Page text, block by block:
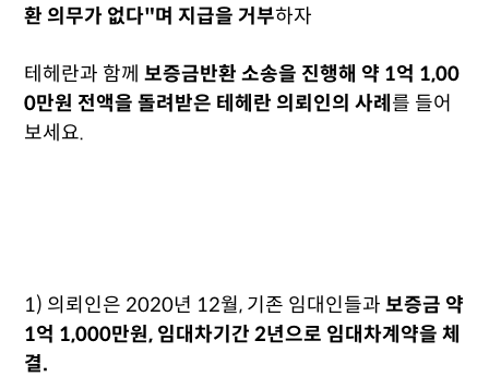
환 의무가 없다"며 지급을 거부하자
테헤란과 함께보증금반환 소송을 진행해 약 1억 1,00
0만원 전액을 돌려받은 테헤란 의뢰인의 사례 를 들어
보세요.
1) 의뢰인은 2020년 12월, 기존 임대인들과 보증금 약
1억 1,000만원, 임대차기간 2년으로 임대차계약을 체
결.